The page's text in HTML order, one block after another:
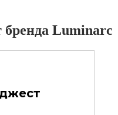
бренда Luminarc